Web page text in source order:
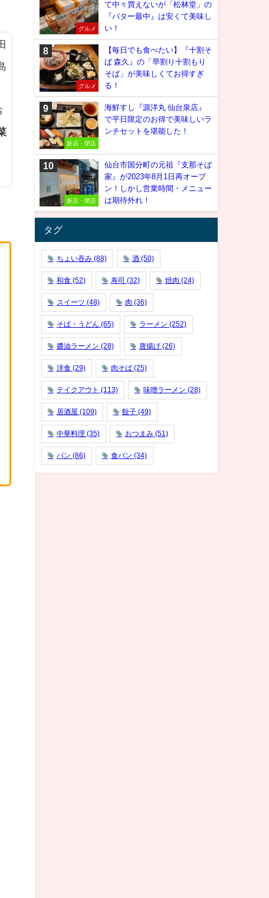
グルメ
て中々買えないが「松林堂」の
『バター最中』は安くて美味し
い！
グルメ
【毎日でも食べたい】『十割そ
ば 森久』の「早割り十割もり
そば」が美味しくてお得すぎ
る！
新店・閉店
海鮮すし『源洋丸 仙台泉店』
で平日限定のお得で美味しいラ
ンチセットを堪能した！
新店・閉店
仙台市国分町の元祖『支那そば
家』が2023年8月1日再オープ
ン！しかし営業時間・メニュー
は期待外れ！
タグ
ちょい吞み(88) 酒 (50)
和食(52) 寿司 (32) 焼肉 (24)
スイーツ (48) 肉 (36)
そば・うどん (65) ラーメン (252)
醬油ラーメン (28) 唐揚げ (26)
洋食(29) 肉そば (25)
テイクアウト (113) 味噌ラーメン (28)
居酒屋 (109) 餃子(49)
中華料理 (35) おつまみ(51)
パン (86) 食パン (34)